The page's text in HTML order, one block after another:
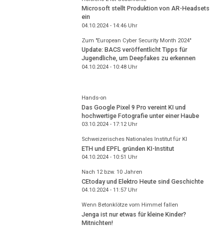
Microsoft stellt Produktion von AR-Headsets
ein
04.10.2024 - 14:46Uhr
Zum "European Cyber Security Month 2024"
Update: BACS veröffentlicht Tipps für
Jugendliche, um Deepfakes zu erkennen
04.10.2024 - 10:48Uhr
Hands-on
Das Google Pixel 9 Pro vereint KI und
hochwertige Fotografie unter einer Haube
03.10.2024 - 17:12Uhr
Schweizerisches Nationales Institut für KI
ETH und EPFL gründen KI-Institut
04.10.2024 - 10:51 Uhr
Nach 12 bzw. 10 Jahren
CEtoday und Elektro Heute sind Geschichte
04.10.2024 - 11:57Uhr
Wenn Betonklötze vom Himmel fallen
Jenga ist nur etwas für kleine Kinder?
Mitnichten!